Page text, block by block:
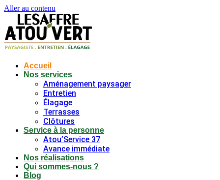
Aller au contenu
Accueil
Nos services
Aménagement paysager
Entretien
Élagage
Terrasses
Clôtures
Service à la personne
Atou’Service 37
Avance immédiate
Nos réalisations
Qui sommes-nous ?
Blog